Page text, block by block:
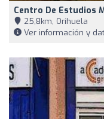
Centro De Estudios
25,8km, Orihuela
Ver información y